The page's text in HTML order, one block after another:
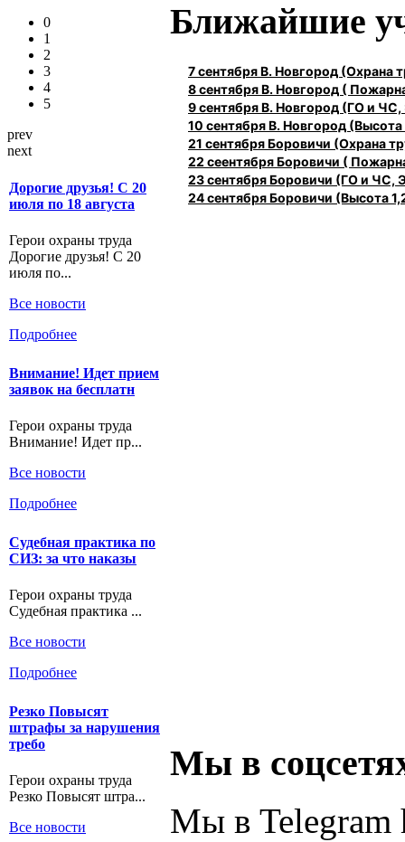
0
1
2
3
4
5
prev
next
Дорогие друзья! С 20
июля по 18 августа
Герои охраны труда
Дорогие друзья! С 20
июля по...
Все новости
Подробнее
Внимание! Идет прием
заявок на бесплатн
Герои охраны труда
Внимание! Идет пр...
Все новости
Подробнее
Судебная практика по
СИЗ: за что наказы
Герои охраны труда
Судебная практика ...
Все новости
Подробнее
Резко Повысят
штрафы за нарушения
требо
Герои охраны труда
Резко Повысят штра...
Все новости
Ближайшие
7 сентября В. Новгород
8 сентября В. Новгород (
9 сентября В. Новгород (ГО и ЧС,
10 сентября В. Новгород (Высота
21 сентября Боровичи (Охрана
22 сеентября Боровичи (
23 сентября Боровичи (ГО и ЧС,
24 сентября Боровичи (Высота
Мы в
Мы в Telegram